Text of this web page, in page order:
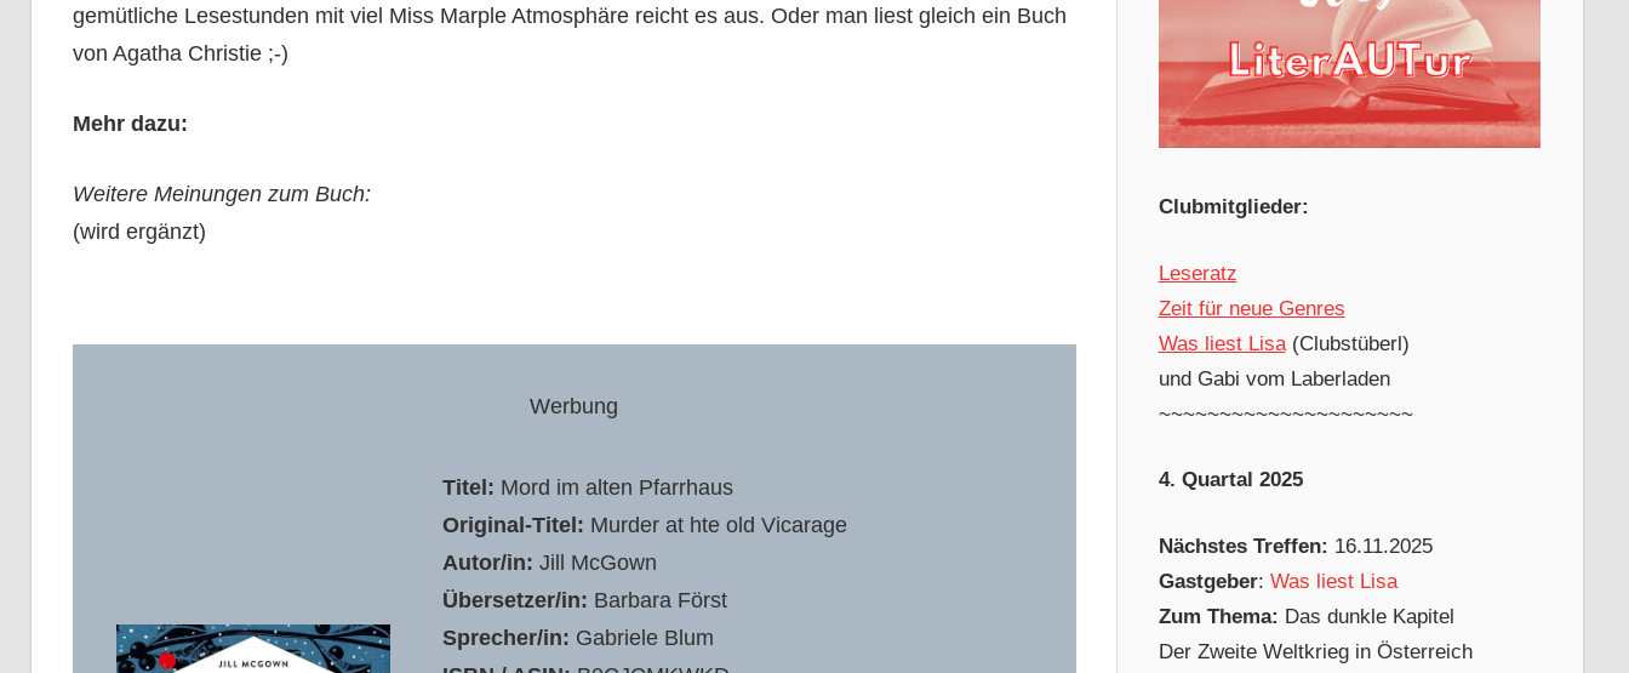
gemütliche Lesestunden mit viel Miss Marple Atmosphäre reicht es aus. Oder man liest gleich ein Buch
von Agatha Christie ;-)
Mehr dazu:
Weitere Meinungen zum Buch:
(wird ergänzt)
Werbung
Titel: Mord im alten Pfarrhaus
Original-Titel: Murder at hte old Vicarage
Autor/in: Jill McGown
Übersetzer/in: Barbara Först
Sprecher/in: Gabriele Blum
Clubmitglieder:
Leseratz
Zeit für neue Genres
Was liest Lisa(Clubstüberl)
und Gabi vom Laberladen
~~~~~~~~~~~~~~~~~~~~~
4. Quartal 2025
Nächstes Treffen: 16.11.2025
Gastgeber: Was liest Lisa
Zum Thema: Das dunkle Kapitel
Der Zweite Weltkrieg in Österreich